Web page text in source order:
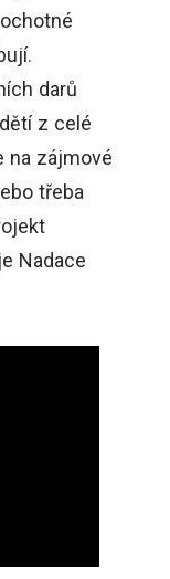
darů
z celé
na zájmové
třeba
Nadace